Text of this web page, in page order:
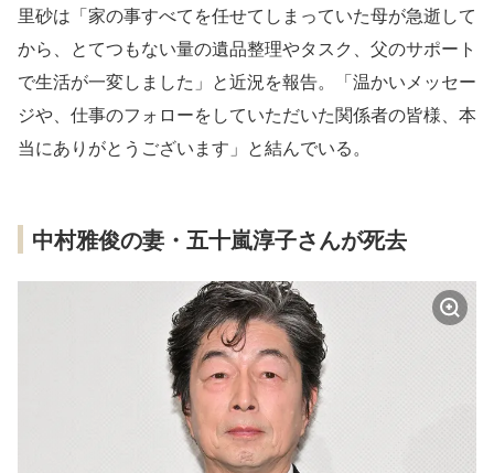
里砂は「家の事すべてを任せてしまっていた母が急逝して
から、とてつもない量の遺品整理やタスク、父のサポート
で生活が一変しました」と近況を報告。「温かいメッセー
ジや、仕事のフォローをしていただいた関係者の皆様、本
当にありがとうございます」と結んでいる。
中村雅俊の妻・五十嵐淳子さんが死去